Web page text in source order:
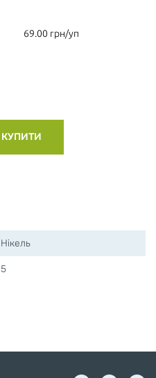
69.00 грн/уп
КУПИТИ
Нікель
5